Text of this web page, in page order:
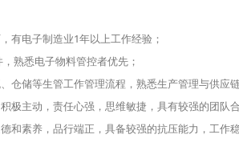
有电子制造业1年以上工作经验；
熟悉电子物料管控者优先；
仓储等生管工作管理流程，熟悉生产管理与供应
极主动，责任心强，思维敏捷，具有较强的团队
和素养，品行端正，具备较强的抗压能力，工作